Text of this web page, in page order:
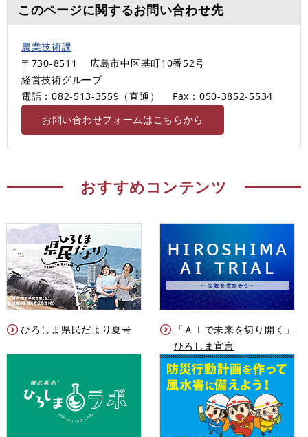
このページに関するお問い合わせ先
農業技術課
〒730-8511
広島市中区基町10番52号
経営技術グループ
電話：082-513-3559（直通）
Fax：050-3852-5534
お問い合わせフォームはこちらから
おすすめコンテンツ
ひろしま県民だより夏号
「ＡＩで未来を切り開く」
ひろしま宣言